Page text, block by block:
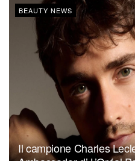
BEAUTY NEWS
Il campione Charles